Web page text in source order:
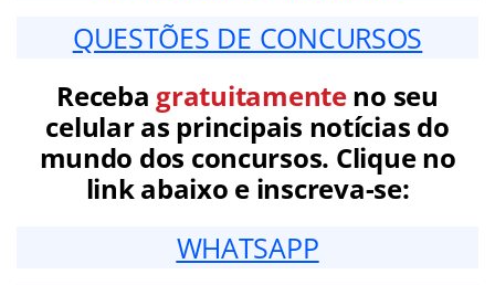
QUESTÕES DE CONCURSOS
Receba gratuitamenteno seu
celular as principais notícias do
mundo dos concursos. Clique no
link abaixo e inscreva-se:
WHATSAPP